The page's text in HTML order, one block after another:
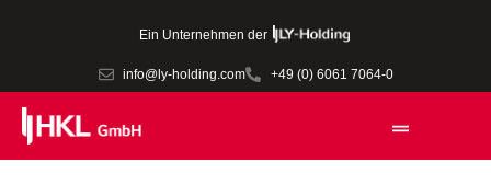
Ein Unternehmen der
info@ly-holding.com +49 (0) 6061 7064-0